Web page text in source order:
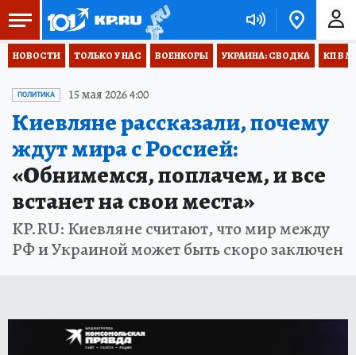
НОВОСТИ ТОЛЬКО У НАС ВОЕНКОРЫ УКРАИНА: СВОДКА КП В
ПОЛИТИКА 15 мая 2026 4:00
Киевляне рассказали, почему
ждут мира с Россией:
«Обнимемся, поплачем, и все
встанет на свои места»
KP.RU: Киевляне считают, что мир между
РФ и Украиной может быть скоро заключен